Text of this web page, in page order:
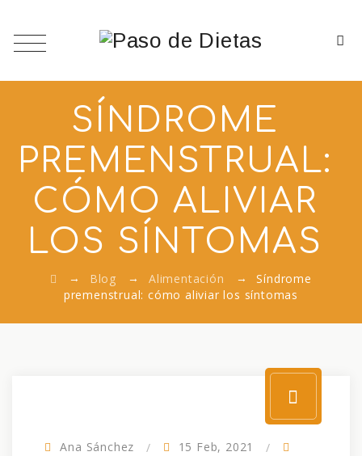
SÍNDROME
PREMENSTRUAL:
CÓMO ALIVIAR
LOS SÍNTOMAS
→ Blog → Alimentación → Síndrome
premenstrual: cómo aliviar los síntomas
Ana Sánchez
15 Feb, 2021